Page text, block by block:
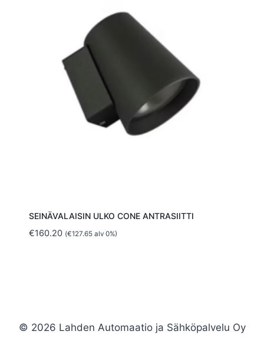
SEINÄVALAISIN ULKO CONE ANTRASIITTI
€160.20 (€127.65alv 0%)
© 2026 Lahden Automaatio ja Sähköpalvelu Oy